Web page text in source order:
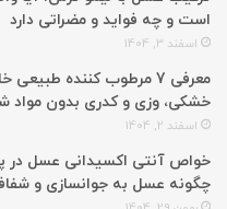
است و چه فواید و مضراتی دارد
اسفند 3, 1404
معرفی 7 مرطوب کننده
خشکی، وزی و کدری بدون مواد
اسفند 2, 1404
خواص آنتی اکسیدانی عسل در
چگونه عسل به جوانسازی و